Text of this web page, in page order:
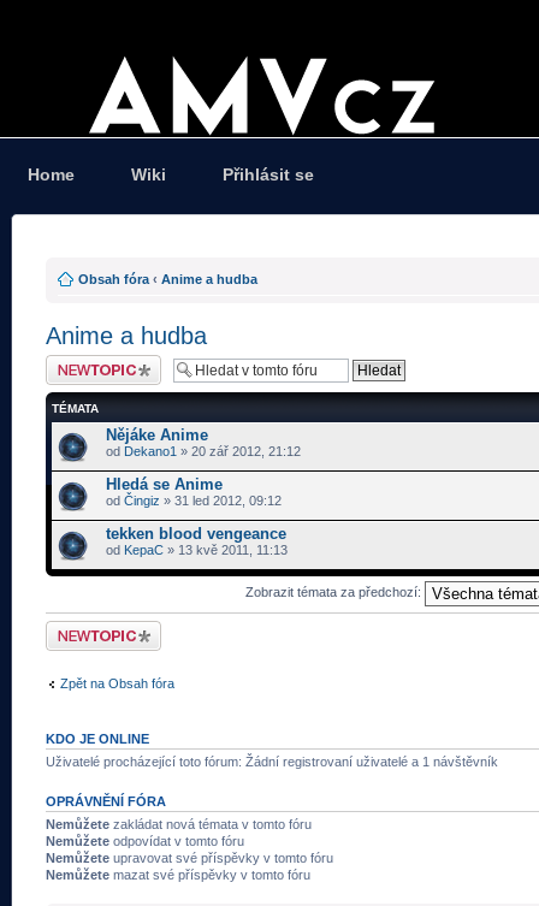
Home Wiki Přihlásit se
Obsah fóra ‹ Anime a hudba
Anime a hudba
Odeslat nové téma
TÉMATA
Nějáke Anime
od Dekano1 » 20 zář 2012, 21:12
Hledá se Anime
od Čingiz » 31 led 2012, 09:12
tekken blood vengeance
od KepaC » 13 kvě 2011, 11:13
Zobrazit témata za předchozí:
Odeslat nové téma
Zpět na Obsah fóra
KDO JE ONLINE
Uživatelé procházející toto fórum: Žádní registrovaní uživatelé a 1 návštěvník
OPRÁVNĚNÍ FÓRA
Nemůžete zakládat nová témata v tomto fóru
Nemůžete odpovídat v tomto fóru
Nemůžete upravovat své příspěvky v tomto fóru
Nemůžete mazat své příspěvky v tomto fóru